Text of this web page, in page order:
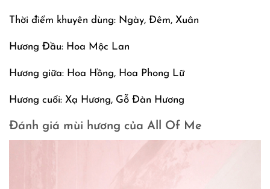
Thời điểm khuyên dùng: Ngày, Đêm, Xuân
Hương Đầu: Hoa Mộc Lan
Hương giữa: Hoa Hồng, Hoa Phong Lữ
Hương cuối: Xạ Hương, Gỗ Đàn Hương
Đánh giá mùi hương của All Of Me